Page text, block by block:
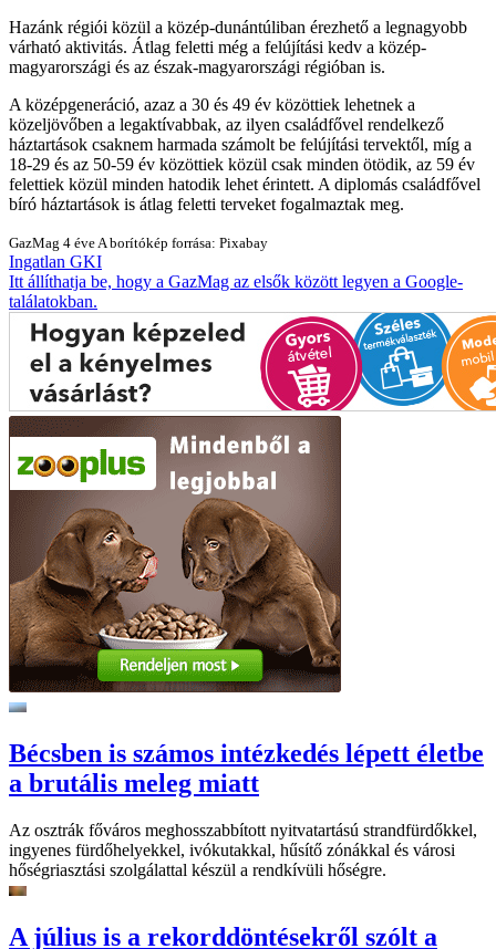
Hazánk régiói közül a közép-dunántúliban érezhető a legnagyobb
várható aktivitás. Átlag feletti még a felújítási kedv a közép-
magyarországi és az észak-magyarországi régióban is.
A középgeneráció, azaz a 30 és 49 év közöttiek lehetnek a
közeljövőben a legaktívabbak, az ilyen családfővel rendelkező
háztartások csaknem harmada számolt be felújítási tervektől, míg a
18-29 és az 50-59 év közöttiek közül csak minden ötödik, az 59 év
felettiek közül minden hatodik lehet érintett. A diplomás családfővel
bíró háztartások is átlag feletti terveket fogalmaztak meg.
GazMag 4 éve A borítókép forrása: Pixabay
Ingatlan GKI
Itt állíthatja be, hogy a GazMag az elsők között legyen a Google-
találatokban.
Bécsben is számos intézkedés lépett életbe
a brutális meleg miatt
Az osztrák főváros meghosszabbított nyitvatartású strandfürdőkkel,
ingyenes fürdőhelyekkel, ivókutakkal, hűsítő zónákkal és városi
hőségriasztási szolgálattal készül a rendkívüli hőségre.
A július is a rekorddöntésekről szólt a